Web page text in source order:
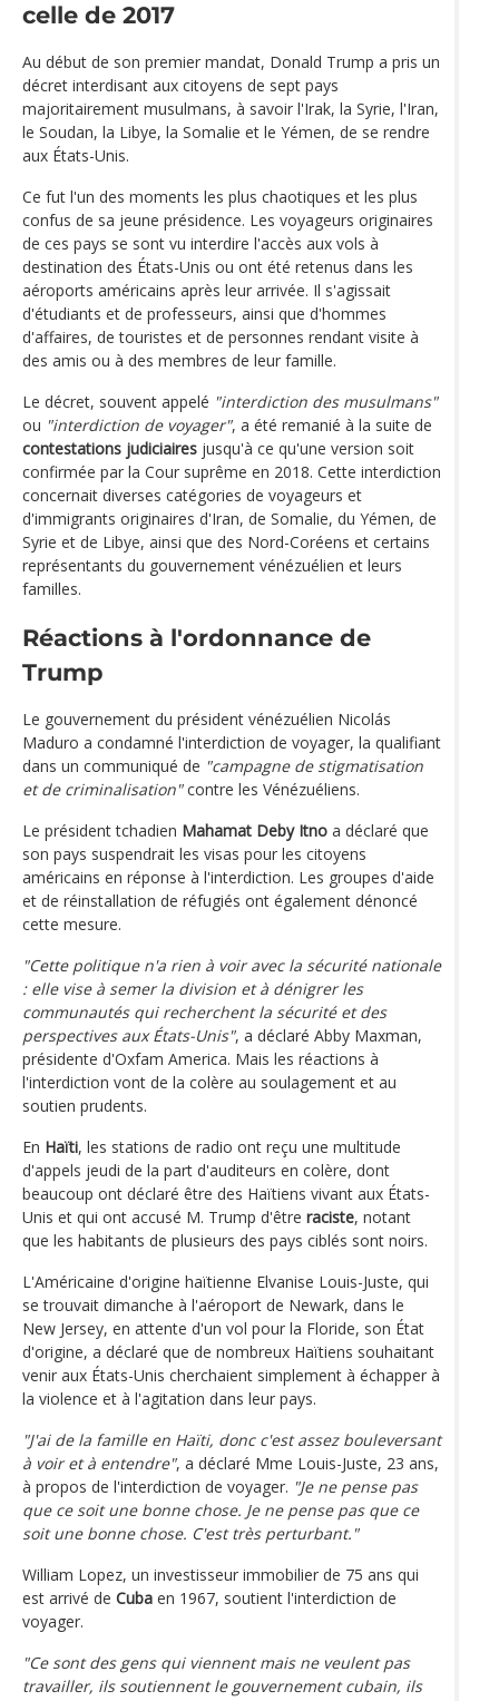
celle de 2017
Au début de son premier mandat, Donald Trump a pris un
décret interdisant aux citoyens de sept pays
majoritairement musulmans, à savoir l'Irak, la Syrie, l'Iran,
le Soudan, la Libye, la Somalie et le Yémen, de se rendre
aux États-Unis.
Ce fut l'un des moments les plus chaotiques et les plus
confus de sa jeune présidence. Les voyageurs originaires
de ces pays se sont vu interdire l'accès aux vols à
destination des États-Unis ou ont été retenus dans les
aéroports américains après leur arrivée. Il s'agissait
d'étudiants et de professeurs, ainsi que d'hommes
d'affaires, de touristes et de personnes rendant visite à
des amis ou à des membres de leur famille.
Le décret, souvent appelé "interdiction des musulmans"
ou "interdiction de voyager", a été remanié à la suite de
contestations judiciaires jusqu'à ce qu'une version soit
confirmée par la Cour suprême en 2018. Cette interdiction
concernait diverses catégories de voyageurs et
d'immigrants originaires d'Iran, de Somalie, du Yémen, de
Syrie et de Libye, ainsi que des Nord-Coréens et certains
représentants du gouvernement vénézuélien et leurs
familles.
Réactions à l'ordonnance de
Trump
Le gouvernement du président vénézuélien Nicolás
Maduro a condamné l'interdiction de voyager, la qualifiant
dans un communiqué de "campagne de stigmatisation
et de criminalisation"contre les Vénézuéliens.
Le président tchadien Mahamat Deby Itno a déclaré que
son pays suspendrait les visas pour les citoyens
américains en réponse à l'interdiction. Les groupes d'aide
et de réinstallation de réfugiés ont également dénoncé
cette mesure.
"Cette politique n'a rien à voir avec la sécurité nationale
: elle vise à semer la division et à dénigrer les
communautés qui recherchent la sécurité et des
perspectives aux États-Unis", a déclaré Abby Maxman,
présidente d'Oxfam America. Mais les réactions à
l'interdiction vont de la colère au soulagement et au
soutien prudents.
En Haïti, les stations de radio ont reçu une multitude
d'appels jeudi de la part d'auditeurs en colère, dont
beaucoup ont déclaré être des Haïtiens vivant aux États-
Unis et qui ont accusé M. Trump d'être raciste, notant
que les habitants de plusieurs des pays ciblés sont noirs.
L'Américaine d'origine haïtienne Elvanise Louis-Juste, qui
se trouvait dimanche à l'aéroport de Newark, dans le
New Jersey, en attente d'un vol pour la Floride, son État
d'origine, a déclaré que de nombreux Haïtiens souhaitant
venir aux États-Unis cherchaient simplement à échapper à
la violence et à l'agitation dans leur pays.
"J'ai de la famille en Haïti, donc c'est assez bouleversant
à voir et à entendre", a déclaré Mme Louis-Juste, 23 ans,
à propos de l'interdiction de voyager. "Je ne pense pas
que ce soit une bonne chose. Je ne pense pas que ce
soit une bonne chose. C'est très perturbant."
William Lopez, un investisseur immobilier de 75 ans qui
est arrivé de Cuba en 1967, soutient l'interdiction de
voyager.
"Ce sont des gens qui viennent mais ne veulent pas
travailler, ils soutiennent le gouvernement cubain, ils